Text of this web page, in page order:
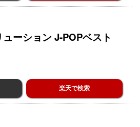
ーション J-POPベスト
楽天で検索